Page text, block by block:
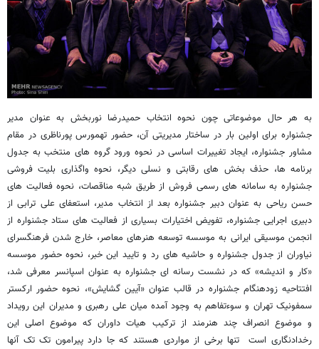
به هر حال موضوعاتی چون نحوه انتخاب حمیدرضا نوربخش به عنوان مدیر
جشنواره برای اولین بار در ساختار مدیریتی آن، حضور تهمورس پورناظری در مقام
مشاور جشنواره، ایجاد تغییرات اساسی در نحوه ورود گروه های منتخب به جدول
برنامه ها، حذف بخش های رقابتی و نسلی دیگر، نحوه واگذاری بلیت فروشی
جشنواره به سامانه های رسمی فروش از طریق شبه مناقصات، نحوه فعالیت های
حسن ریاحی به عنوان دبیر جشنواره بعد از انتخاب مدیر، استعفای علی ترابی از
دبیری اجرایی جشنواره، تفویض اختیارات بسیاری از فعالیت های ستاد جشنواره از
انجمن موسیقی ایرانی به موسسه توسعه هنرهای معاصر، خارج شدن فرهنگسرای
نیاوران از جدول جشنواره و حاشیه های رد و تایید این خبر، نحوه حضور موسسه
«کار و اندیشه» که در نشست رسانه ای جشنواره به عنوان اسپانسر معرفی شد،
افتتاحیه زودهنگام جشنواره در قالب عنوان «آیین گشایش»، نحوه حضور ارکستر
سمفونیک تهران و سوءتفاهم به وجود آمده میان علی رهبری و مدیران این رویداد
و موضوع انصراف چند هنرمند از ترکیب هیات داوران که موضوع اصلی این
رخدادنگاری است تنها برخی از مواردی هستند که جا دارد پیرامون تک تک آنها